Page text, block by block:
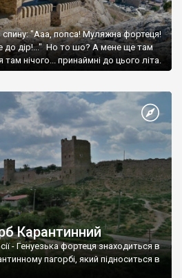
"Ааа, попса! Муляжна фортеця!
до дір!..." Но то шо? А мене ще там
нічого... принаймні до цього літа.
Карантинний
- Генуезька фортеця знаходиться в
пагорбі, який підноситься в